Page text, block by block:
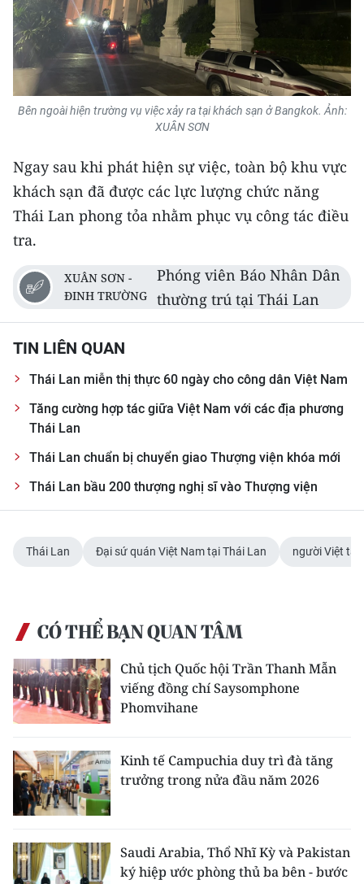
Nguyên
Đông Nam Bộ
Đồng bằng sông Cửu Long
Chuyên trang Hà Nội
CHUYÊN ĐỀ
CÁC CHUYÊN TRANG
VỀ BÁO NHÂN DÂN
THỜI NAY
NHÂN DÂN CUỐI TUẦN
NHÂN DÂN HẰNG THÁNG
MUA BÁO
ĐỌC BÁO IN
ESPAÑOL
한국어
Bên ngoài hiện trường vụ việc xảy ra tại khách sạn ở Bangkok. Ảnh:
XUÂN SƠN
Ngay sau khi phát hiện sự việc, toàn bộ khu vực
khách sạn đã được các lực lượng chức năng
Thái Lan phong tỏa nhằm phục vụ công tác điều
tra.
XUÂN SƠN -
ĐINH TRƯỜNG
Phóng viên Báo Nhân Dân
thường trú tại Thái Lan
TIN LIÊN QUAN
Thái Lan miễn thị thực 60 ngày cho công dân Việt Nam
Tăng cường hợp tác giữa Việt Nam với các địa phương
Thái Lan
Thái Lan chuẩn bị chuyển giao Thượng viện khóa mới
Thái Lan bầu 200 thượng nghị sĩ vào Thượng viện
Thái Lan Đại sứ quán Việt Nam tại Thái Lan người Việt tại
CÓ THỂ BẠN QUAN TÂM
Chủ tịch Quốc hội Trần Thanh Mẫn
viếng đồng chí Saysomphone
Phomvihane
Kinh tế Campuchia duy trì đà tăng
trưởng trong nửa đầu năm 2026
Saudi Arabia, Thổ Nhĩ Kỳ và Pakistan
ký hiệp ước phòng thủ ba bên - bước